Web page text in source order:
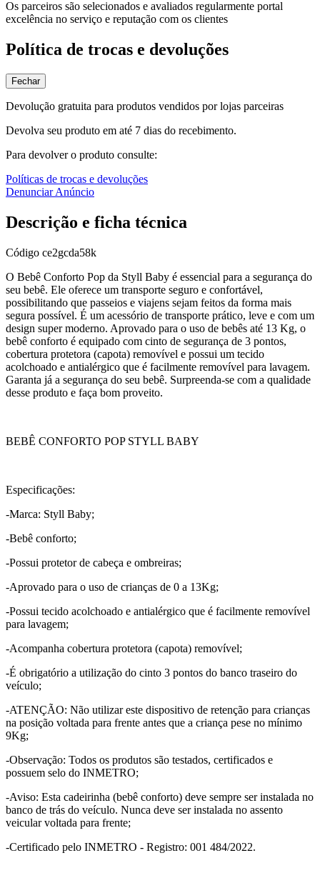
Os parceiros são selecionados e avaliados regularmente portal
excelência no serviço e reputação com os clientes
Política de trocas e devoluções
Fechar
Devolução gratuita para produtos vendidos por lojas parceiras
Devolva seu produto em até 7 dias do recebimento.
Para devolver o produto consulte:
Políticas de trocas e devoluções
Denunciar Anúncio
Descrição e ficha técnica
Código ce2gcda58k
O Bebê Conforto Pop da Styll Baby é essencial para a segurança do
seu bebê. Ele oferece um transporte seguro e confortável,
possibilitando que passeios e viajens sejam feitos da forma mais
segura possível. É um acessório de transporte prático, leve e com um
design super moderno. Aprovado para o uso de bebês até 13 Kg, o
bebê conforto é equipado com cinto de segurança de 3 pontos,
cobertura protetora (capota) removível e possui um tecido
acolchoado e antialérgico que é facilmente removível para lavagem.
Garanta já a segurança do seu bebê. Surpreenda-se com a qualidade
desse produto e faça bom proveito.
BEBÊ CONFORTO POP STYLL BABY
Especificações:
-Marca: Styll Baby;
-Bebê conforto;
-Possui protetor de cabeça e ombreiras;
-Aprovado para o uso de crianças de 0 a 13Kg;
-Possui tecido acolchoado e antialérgico que é facilmente removível
para lavagem;
-Acompanha cobertura protetora (capota) removível;
-É obrigatório a utilização do cinto 3 pontos do banco traseiro do
veículo;
-ATENÇÃO: Não utilizar este dispositivo de retenção para crianças
na posição voltada para frente antes que a criança pese no mínimo
9Kg;
-Observação: Todos os produtos são testados, certificados e
possuem selo do INMETRO;
-Aviso: Esta cadeirinha (bebê conforto) deve sempre ser instalada no
banco de trás do veículo. Nunca deve ser instalada no assento
veicular voltada para frente;
-Certificado pelo INMETRO - Registro: 001 484/2022.